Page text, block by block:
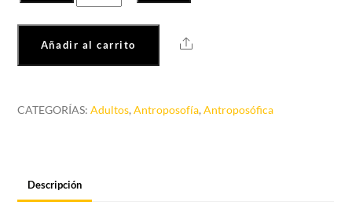
cantidad
Añadir al carrito Share
CATEGORÍAS:Adultos,Antroposofía,Antroposófica
Descripción